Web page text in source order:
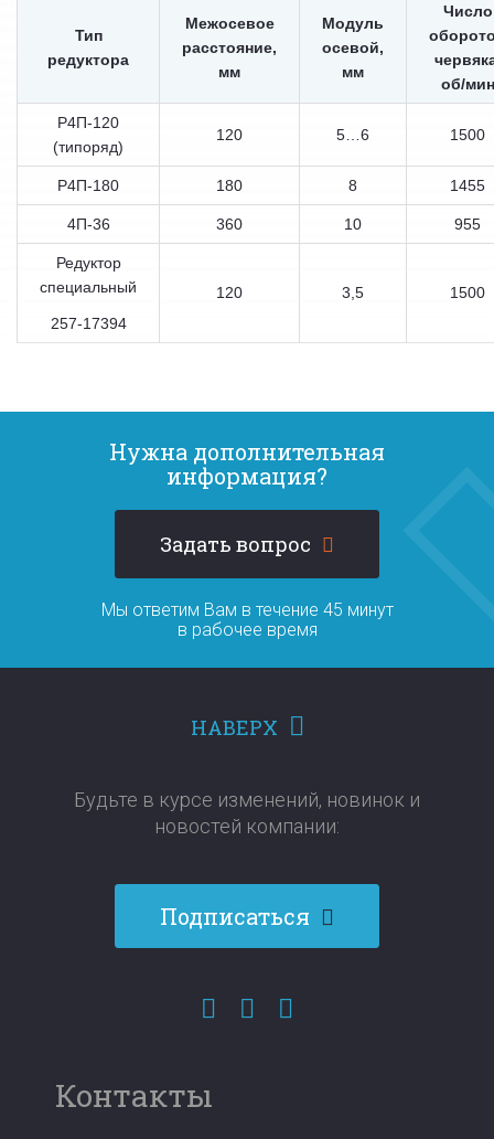
Тип
редуктора
Межосевое
расстояние,
мм
Модуль
осевой,
мм
Число
об/мин
Р4П-120
(типоряд)
120 5…6 1500
Р4П-180 180 8 1455
4П-36 360 10 955
Редуктор
специальный
257-17394
120 3,5 1500
Нужна дополнительная
информация?
Задать вопрос
Мы ответим Вам в течение 45 минут
в рабочее время
НАВЕРХ
Будьте в курсе изменений, новинок и
новостей компании:​​​​​​​
Подписаться
Контакты